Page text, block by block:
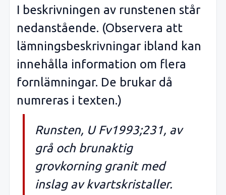
I beskrivningen av runstenen står
nedanstående. (Observera att
lämningsbeskrivningar ibland kan
innehålla information om flera
fornlämningar. De brukar då
numreras i texten.)
Runsten, U Fv1993;231, av
grå och brunaktig
grovkorning granit med
inslag av kvartskristaller.